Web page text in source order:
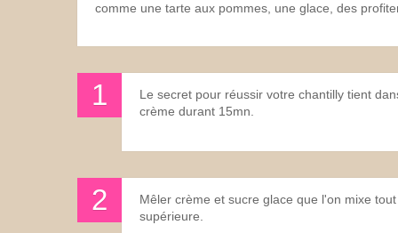
Boissons
comme une tarte aux pommes, une glace, des
Le secret pour réussir votre chantilly tient
crème durant 15mn.
Mêler crème et sucre glace que l'on mixe
supérieure.